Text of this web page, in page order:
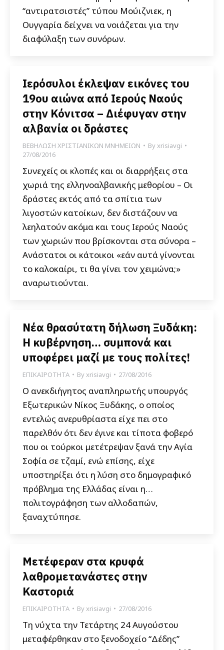
“αντιρατσιστές” τύπου Μούιζνιεκ, η
Ουγγαρία δείχνει να νοιάζεται για την
διαφύλαξη των συνόρων.
Ιερόσυλοι έκλεψαν εικόνες του
19ου αιώνα από Ιερούς Ναούς
στην Κόνιτσα – Διέφυγαν στην
αλβανία οι δράστες
ΒΕΒΗΛΩΣΗ ΧΡΙΣΤΙΑΝΙΚΩΝ ΜΝΗΜΕΙΩΝ Byxrisiavgi
27/08/2016
Συνεχείς οι κλοπές και οι διαρρήξεις στα
χωριά της ελληνοαλβανικής μεθορίου – Οι
δράστες εκτός από τα σπίτια των
λιγοστών κατοίκων, δεν διστάζουν να
λεηλατούν ακόμα και τους Ιερούς Ναούς
των χωριών που βρίσκονται στα σύνορα –
Ανάστατοι οι κάτοικοι «εάν αυτά γίνονται
το καλοκαίρι, τι θα γίνει τον χειμώνα;»
αναρωτιούνται.
Νέα θρασύτατη δήλωση Ξυδάκη:
Η κυβέρνηση… συμπονά και
υποφέρει μαζί με τους πολίτες!
ΕΠΙΚΑΙΡΟΤΗΤΑ Byxrisiavgi 27/08/2016
Ο ανεκδιήγητος αναπληρωτής υπουργός
Εξωτερικών Νίκος Ξυδάκης, ο οποίος
εντελώς ανερυθρίαστα είχε πει στο
παρελθόν ότι δεν έγινε και τίποτα φοβερό
που οι τούρκοι μετέτρεψαν ξανά την Αγία
Σοφία σε τζαμί, ενώ επίσης, είχε
υποστηρίξει ότι η λύση στο δημογραφικό
πρόβλημα της Ελλάδας είναι η…
πολιτογράφηση των αλλοδαπών,
ξαναχτύπησε.
Μετέφεραν στα κρυφά
λαθρομετανάστες στην
Καστοριά
ΕΠΙΚΑΙΡΟΤΗΤΑ Byxrisiavgi 27/08/2016
Τη νύχτα την Τετάρτης 24 Αυγούστου
μεταφέρθηκαν στο ξενοδοχείο “Δέδης”